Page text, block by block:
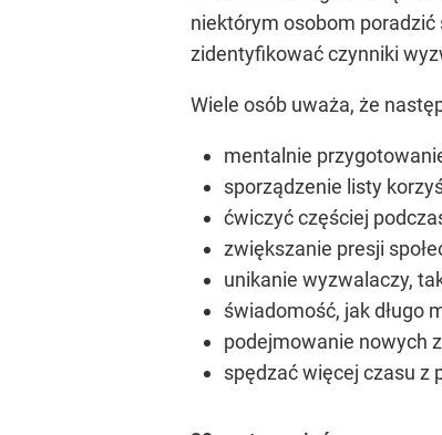
niektórym osobom
zidentyfikować czynniki
Wiele osób uważa, że
mentalnie
sporządzenie listy
ćwiczyć częściej
zwiększanie presji
unikanie wyzwalaczy,
świadomość, jak długo
podejmowanie nowych
spędzać więcej czasu z